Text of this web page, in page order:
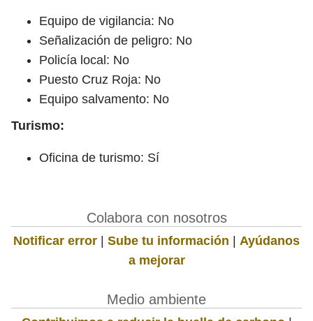
Equipo de vigilancia: No
Señalización de peligro: No
Policía local: No
Puesto Cruz Roja: No
Equipo salvamento: No
Turismo:
Oficina de turismo: Sí
Colabora con nosotros
Notificar error | Sube tu información | Ayúdanos
a mejorar
Medio ambiente